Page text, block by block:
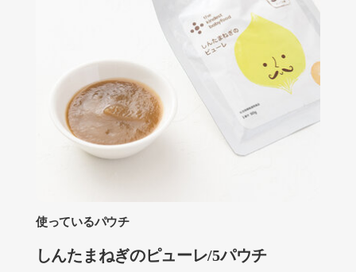
使っているパウチ
しんたまねぎのピューレ/5パウチ